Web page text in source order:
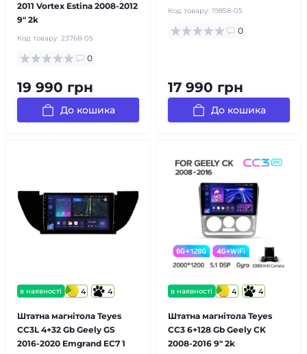
2011 Vortex Estina 2008-2012
9" 2k
Код товару: 23768-05
0
19 990 грн
До кошика
Код товару: 19858-05
0
17 990 грн
До кошика
в наявності 4 4
Штатна магнітола Teyes
CC3L 4+32 Gb Geely GS
2016-2020 Emgrand EC7 1
в наявності 4 4
Штатна магнітола Teyes
CC3 6+128 Gb Geely CK
2008-2016 9" 2k